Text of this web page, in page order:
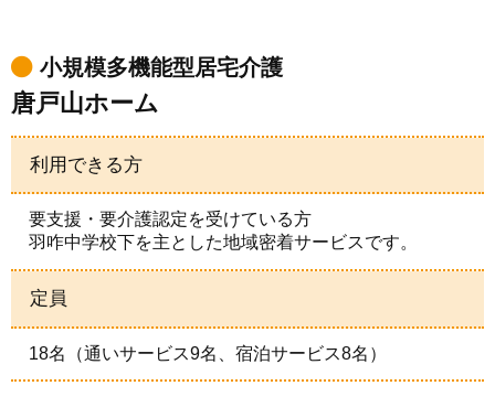
小規模多機能型居宅介護
唐戸山ホーム
利用できる方
要支援・要介護認定を受けている方
羽咋中学校下を主とした地域密着サービスです。
定員
18名（通いサービス9名、宿泊サービス8名）